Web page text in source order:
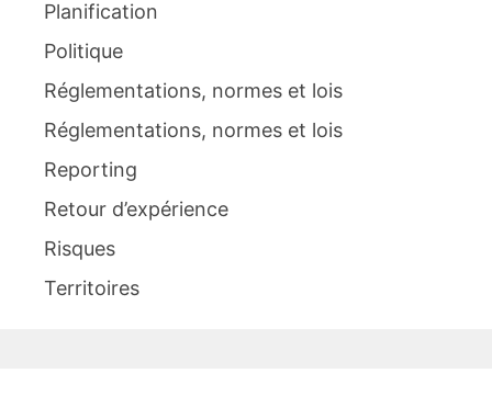
Planification
Politique
Réglementations, normes et lois
Réglementations, normes et lois
Reporting
Retour d’expérience
Risques
Territoires